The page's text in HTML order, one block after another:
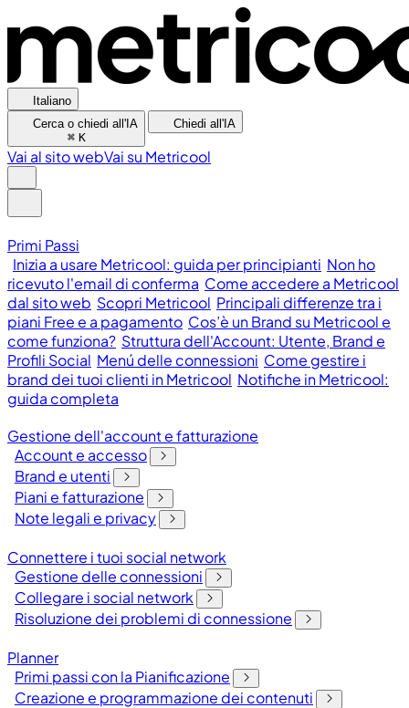
Italiano
Cerca o chiedi all'IA
⌘ K
Chiedi all'IA
Vai al sito webVai su Metricool
Primi Passi
Inizia a usare Metricool: guida per principianti Non ho
ricevuto l'email di conferma Come accedere a Metricool
dal sito web Scopri Metricool Principali differenze tra i
piani Free e a pagamento Cos’è un Brand su Metricool e
come funziona? Struttura dell'Account: Utente, Brand e
Profili Social Menú delle connessioni Come gestire i
brand dei tuoi clienti in Metricool Notifiche in Metricool:
guida completa
Gestione dell'account e fatturazione
Account e accesso
Brand e utenti
Piani e fatturazione
Note legali e privacy
Connettere i tuoi social network
Gestione delle connessioni
Collegare i social network
Risoluzione dei problemi di connessione
Planner
Primi passi con la Pianificazione
Creazione e programmazione dei contenuti